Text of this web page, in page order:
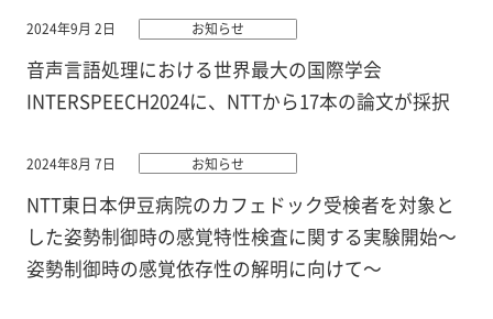
2024年9月 2日 お知らせ
音声言語処理における世界最大の国際学会
INTERSPEECH2024に、NTTから17本の論文が採択
2024年8月 7日 お知らせ
NTT東日本伊豆病院のカフェドック受検者を対象と
した姿勢制御時の感覚特性検査に関する実験開始～
姿勢制御時の感覚依存性の解明に向けて～